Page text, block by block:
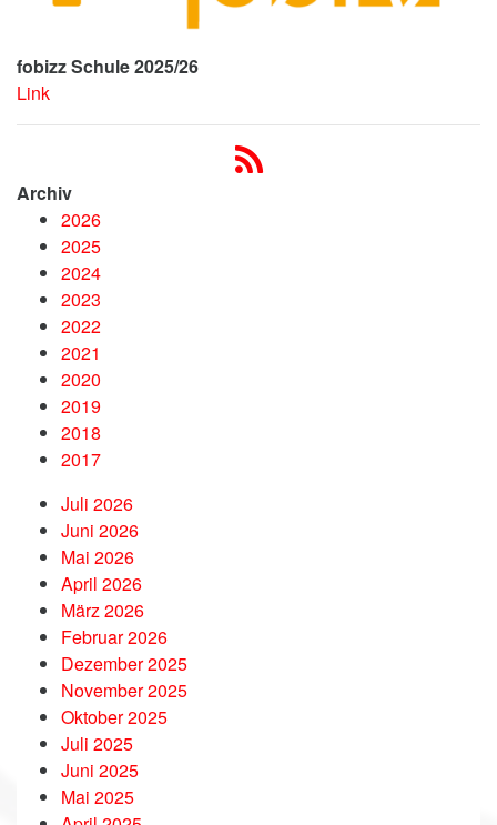
fobizz Schule 2025/26
Link
Archiv
2026
2025
2024
2023
2022
2021
2020
2019
2018
2017
Juli 2026
Juni 2026
Mai 2026
April 2026
März 2026
Februar 2026
Dezember 2025
November 2025
Oktober 2025
Juli 2025
Juni 2025
Mai 2025